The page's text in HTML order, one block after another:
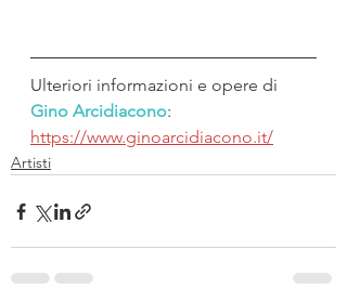
Ulteriori informazioni e opere di
Gino Arcidiacono:
https://www.ginoarcidiacono.it/
Artisti